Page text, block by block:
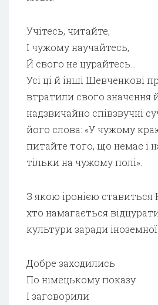
Учітесь, читайте,
І чужому научайтесь,
Й свого не цурайтесь…
Усі ці й інші Шевченкові
втратили свого значення
надзвичайно співзвучні
його слова: «У чужому
питайте того, що немає і
тільки на чужому полі».
З якою іронією ставиться
хто намагається
культури заради іноземної:
Добре заходились
По німецькому показу
І заговорили